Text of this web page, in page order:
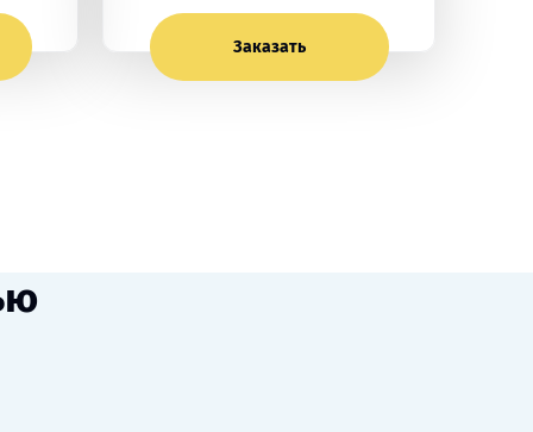
Заказать